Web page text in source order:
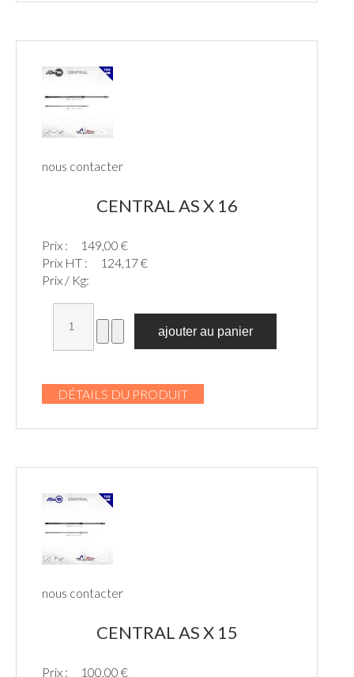
nous contacter
CENTRAL AS X 16
Prix :
149,00 €
Prix HT :
124,17 €
Prix / Kg:
DÉTAILS DU PRODUIT
nous contacter
CENTRAL AS X 15
Prix : 100,00 €